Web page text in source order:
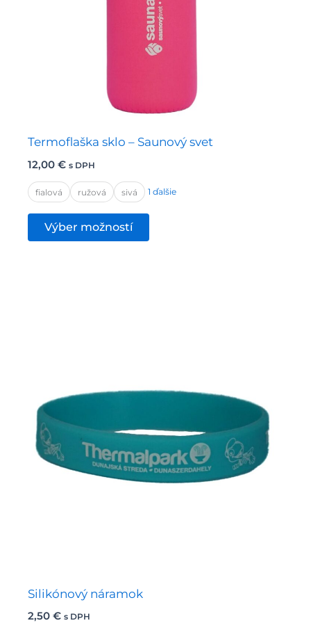
Termoflaška sklo – Saunový svet
12,00€ s DPH
fialová ružová sivá 1 ďalšie
Výber možností
Tento
produkt
na
produktu.
Silikónový náramok
2,50€ s DPH